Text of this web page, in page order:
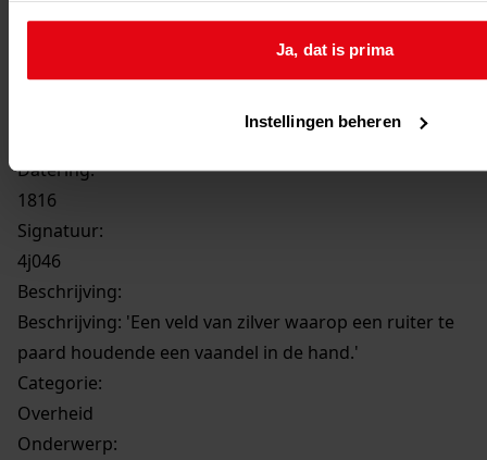
Ja, dat is prima
Instellingen beheren
Datering:
1816
Signatuur:
4j046
Beschrijving:
Beschrijving: 'Een veld van zilver waarop een ruiter te
paard houdende een vaandel in de hand.'
Categorie:
Overheid
Onderwerp: